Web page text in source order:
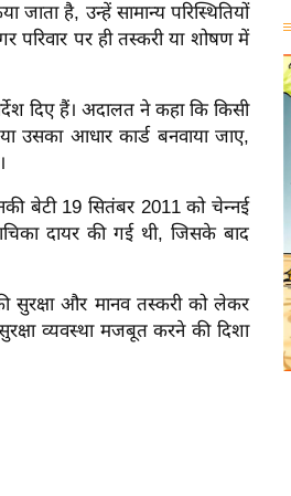
है, उन्हें सामान्य परिस्थितियों
परिवार पर ही तस्करी या शोषण में
दिए हैं। अदालत ने कहा कि किसी
उसका आधार कार्ड बनवाया जाए,
बेटी 19 सितंबर 2011 को चेन्नई
दायर की गई थी, जिसके बाद
सुरक्षा और मानव तस्करी को लेकर
व्यवस्था मजबूत करने की दिशा